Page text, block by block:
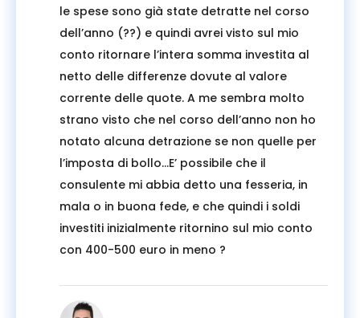
le spese sono già state detratte nel corso
dell’anno (??) e quindi avrei visto sul mio
conto ritornare l’intera somma investita al
netto delle differenze dovute al valore
corrente delle quote. A me sembra molto
strano visto che nel corso dell’anno non ho
notato alcuna detrazione se non quelle per
l’imposta di bollo…E’ possibile che il
consulente mi abbia detto una fesseria, in
mala o in buona fede, e che quindi i soldi
investiti inizialmente ritornino sul mio conto
con 400-500 euro in meno ?